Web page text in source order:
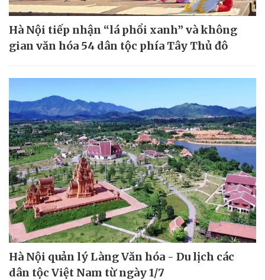
Hà Nội tiếp nhận “lá phổi xanh” và không
gian văn hóa 54 dân tộc phía Tây Thủ đô
Hà Nội quản lý Làng Văn hóa - Du lịch các
dân tộc Việt Nam từ ngày 1/7